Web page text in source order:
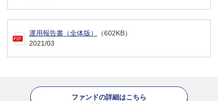
運用報告書（全体版）
（602KB）
2021/03
ファンドの詳細はこちら